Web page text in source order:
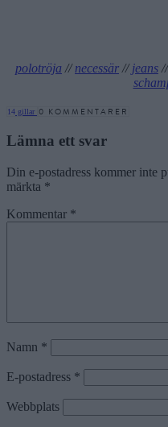
polotröja //necessär //jeans
14 gillar 0 KOMMENTARER
Lämna ett svar
Din e-postadress kommer inte
märkta *
Kommentar *
Namn *
E-postadress *
Webbplats